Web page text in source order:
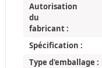
Autorisation
du
fabricant :
Spécification :
Type d'emballage :